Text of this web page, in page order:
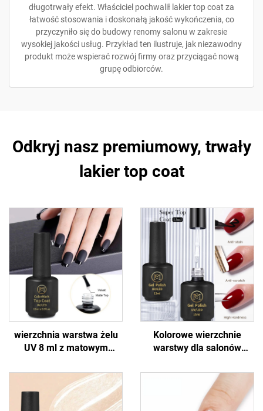
długotrwały efekt. Właściciel pochwalił lakier top coat za
łatwość stosowania i doskonałą jakość wykończenia, co
przyczyniło się do budowy renomy salonu w zakresie
wysokiej jakości usług. Przykład ten ilustruje, jak niezawodny
produkt może wspierać rozwój firmy oraz przyciągać nową
grupę odbiorców.
Odkryj nasz premiumowy, trwały
lakier top coat
wierzchnia warstwa żelu
UV 8 ml z matowym
Kolorowe wierzchnie
warstwy dla salonów